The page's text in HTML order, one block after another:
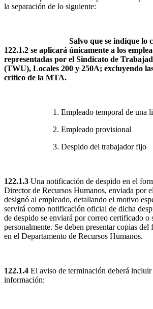
la separación de lo siguiente:
Salvo que se indique lo
122.1.2 se aplicará únicamente a los
representadas por el Sindicato de
(TWU), Locales 200 y 250A; excluyendo
crítico de la MTA.
1. Empleado temporal de una
2. Empleado provisional
3. Despido del trabajador fijo
122.1.3 Una notificación de despido en el
Director de Recursos Humanos, enviada por
designó al empleado, detallando el motivo
servirá como notificación oficial de dicha
de despido se enviará por correo certificado o
personalmente. Se deben presentar copias
en el Departamento de Recursos Humanos.
122.1.4 El aviso de terminación deberá
información: